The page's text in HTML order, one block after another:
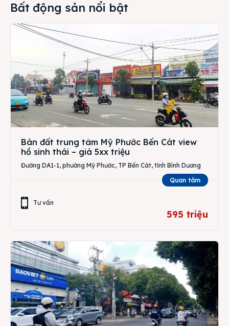
Bất động sản nổi bật
Bán đất trung tâm Mỹ Phước Bến Cát view
hồ sinh thái – giá 5xx triệu
Đường DA1-1, phường Mỹ Phước, TP Bến Cát, tỉnh Bình Dương
Quan tâm
Tư vấn
595 triệu